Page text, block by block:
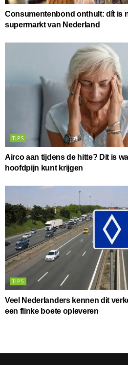
Consumentenbond onthult: dít is
supermarkt van Nederland
TIPS
Airco aan tijdens de hitte? Dit is
hoofdpijn kunt krijgen
TIPS
Veel Nederlanders kennen dit
een flinke boete opleveren